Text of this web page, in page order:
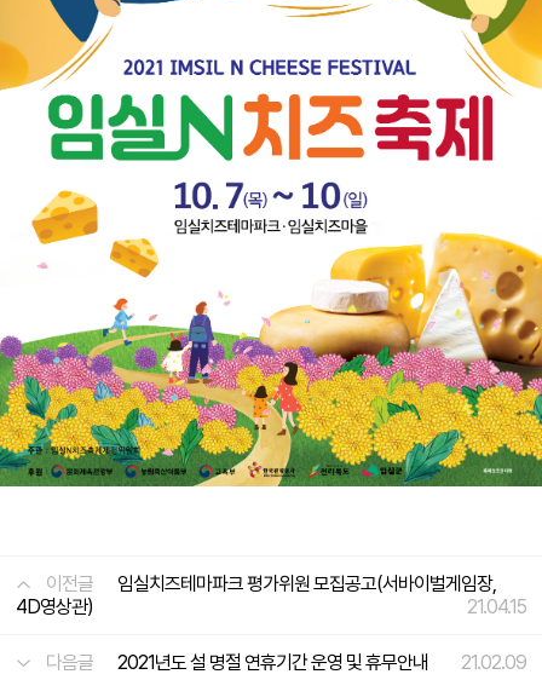
이전글
임실치즈테마파크 평가위원 모집공고(서바이벌게임장,
4D영상관)
21.04.15
다음글 2021년도 설 명절 연휴기간 운영 및 휴무안내 21.02.09